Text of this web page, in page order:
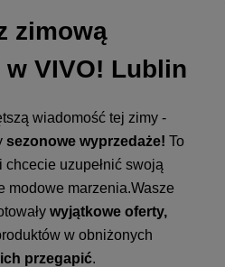
zimową
VIVO! Lublin
wiadomość tej zimy -
sezonowe wyprzedaże! To
chcecie uzupełnić swoją
modowe marzenia.Wasze
wyjątkowe oferty,
w obniżonych
przegapić.